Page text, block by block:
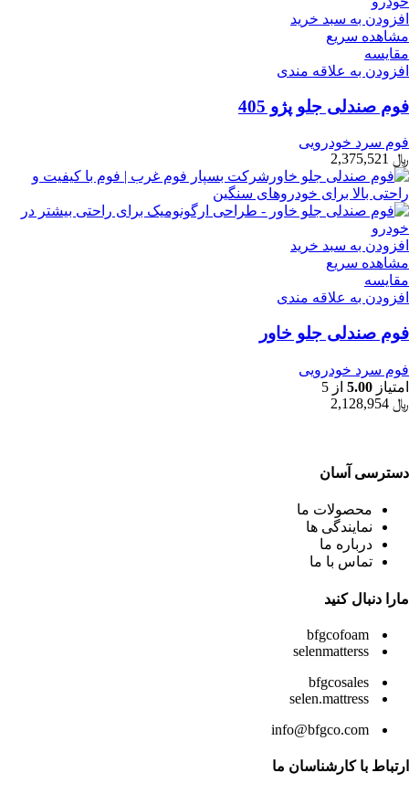
افزودن به سبد خرید
مشاهده سریع
مقایسه
افزودن به علاقه مندی
فوم صندلی جلو پژو 405
فوم سرد خودرویی
﷼
افزودن به سبد خرید
مشاهده سریع
مقایسه
افزودن به علاقه مندی
فوم صندلی جلو خاور
فوم سرد خودرویی
امتیاز 5.00 از 5
﷼
دسترسی آسان
محصولات ما
نمایندگی ها
درباره ما
تماس با ما
مارا دنبال کنید
bfgcofoam
selenmatterss
bfgcosales
selen.mattress
info@bfgco.com
ارتباط با کارشناسان ما